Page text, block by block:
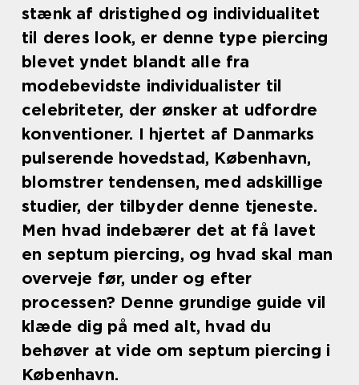
stænk af dristighed og individualitet
til deres look, er denne type piercing
blevet yndet blandt alle fra
modebevidste individualister til
celebriteter, der ønsker at udfordre
konventioner. I hjertet af Danmarks
pulserende hovedstad, København,
blomstrer tendensen, med adskillige
studier, der tilbyder denne tjeneste.
Men hvad indebærer det at få lavet
en septum piercing, og hvad skal man
overveje før, under og efter
processen? Denne grundige guide vil
klæde dig på med alt, hvad du
behøver at vide om septum piercing i
København.